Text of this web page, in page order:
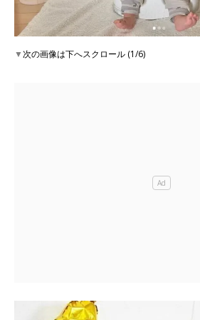
▼次の画像は下へスクロール (1/6)